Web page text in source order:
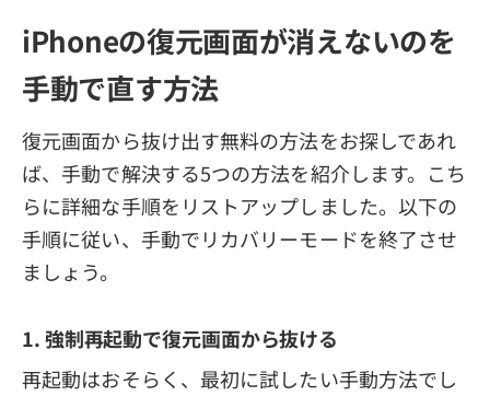
iPhoneの復元画面が消えないのを
手動で直す方法
復元画面から抜け出す無料の方法をお探しであれ
ば、手動で解決する5つの方法を紹介します。こち
らに詳細な手順をリストアップしました。以下の
手順に従い、手動でリカバリーモードを終了させ
ましょう。
1. 強制再起動で復元画面から抜ける
再起動はおそらく、最初に試したい手動方法でし